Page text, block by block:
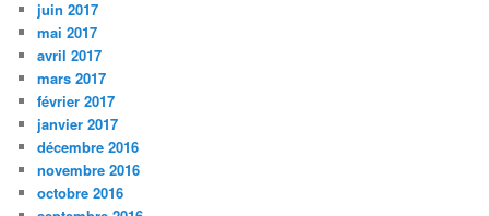
juin 2017
mai 2017
avril 2017
mars 2017
février 2017
janvier 2017
décembre 2016
novembre 2016
octobre 2016